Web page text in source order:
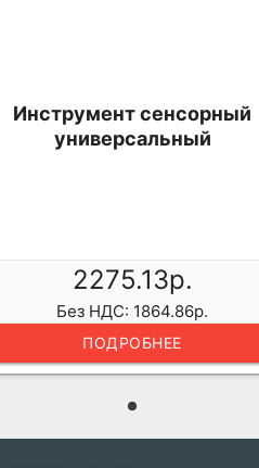
Инструмент сенсорный
универсальный
2275.13р.
Без НДС: 1864.86р.
ПОДРОБНЕЕ